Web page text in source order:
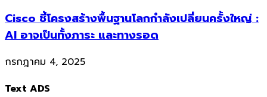
Cisco ชี้โครงสร้างพื้นฐานโลกกำลังเปลี่ยนครั้งใหญ่ :
AI อาจเป็นทั้งภาระ และทางรอด
กรกฎาคม 4, 2025
Text ADS